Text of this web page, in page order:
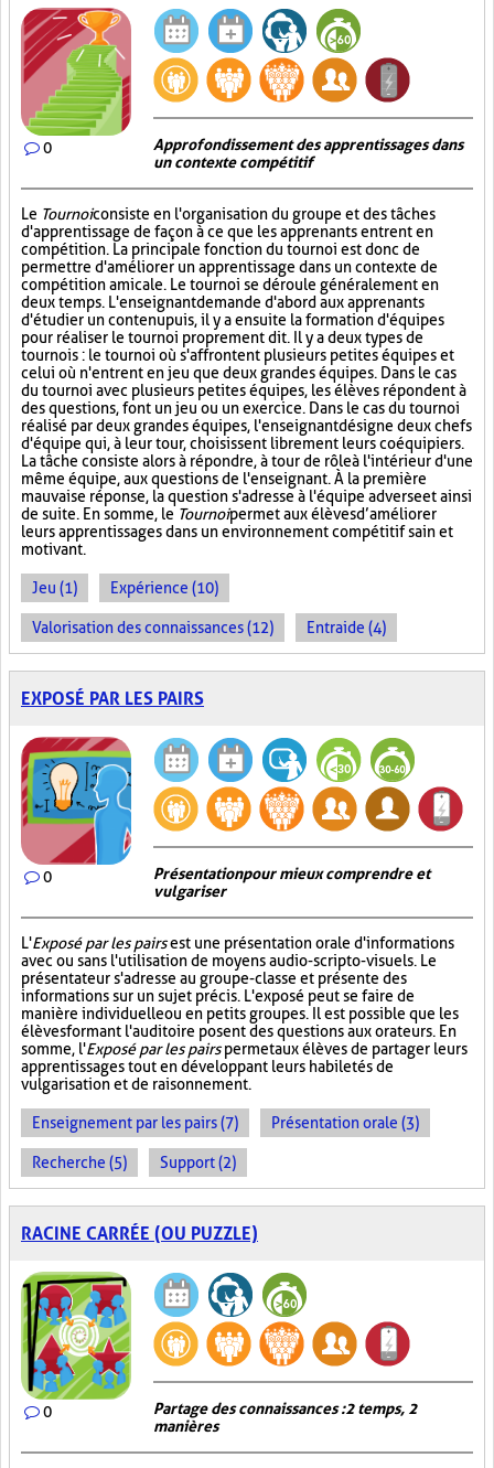
0
Approfondissement des apprentissages dans
un contexte compétitif
Le Tournoiconsiste en l'organisation du groupe et des tâches
d'apprentissage de façon à ce que les apprenants entrent en
compétition. La principale fonction du tournoi est donc de
permettre d'améliorer un apprentissage dans un contexte de
compétition amicale. Le tournoi se déroule généralement en
deux temps. L'enseignant demande d'abord aux apprenants
d'étudier un contenu puis, il y a ensuite la formation d'équipes
pour réaliser le tournoi proprement dit. Il y a deux types de
tournois : le tournoi où s'affrontent plusieurs petites équipes et
celui où n'entrent en jeu que deux grandes équipes. Dans le cas
du tournoi avec plusieurs petites équipes, les élèves répondent à
des questions, font un jeu ou un exercice. Dans le cas du tournoi
réalisé par deux grandes équipes, l'enseignant désigne deux chefs
d'équipe qui, à leur tour, choisissent librement leurs coéquipiers.
La tâche consiste alors à répondre, à tour de rôle à l'intérieur d'une
même équipe, aux questions de l'enseignant. À la première
mauvaise réponse, la question s'adresse à l'équipe adverse et ainsi
de suite. En somme, le Tournoipermet aux élèves d’améliorer
leurs apprentissages dans un environnement compétitif sain et
motivant.
Jeu (1) Expérience (10)
Valorisation des connaissances (12) Entraide (4)
EXPOSÉ PAR LES PAIRS
0
Présentation pour mieux comprendre et
vulgariser
L'Exposé par les pairsest une présentation orale d'informations
avec ou sans l'utilisation de moyens audio-scripto-visuels. Le
présentateur s'adresse au groupe-classe et présente des
informations sur un sujet précis. L'exposé peut se faire de
manière individuelle ou en petits groupes. Il est possible que les
élèves formant l'auditoire posent des questions aux orateurs. En
somme, l'Exposé par les pairspermet aux élèves de partager leurs
apprentissages tout en développant leurs habiletés de
vulgarisation et de raisonnement.
Enseignement par les pairs (7) Présentation orale (3)
Recherche (5) Support (2)
RACINE CARRÉE (OU PUZZLE)
0
Partage des connaissances : 2 temps, 2
manières